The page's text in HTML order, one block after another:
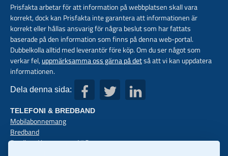
Prisfakta arbetar för att information på webbplatsen skall vara
korrekt, dock kan Prisfakta inte garantera att informationen är
korrekt eller hållas ansvarig för några beslut som har fattats
baserade på den information som finns på denna web-portal.
Dubbelkolla alltid med leverantör före köp. Om du ser något som
verkar fel,uppmärksamma oss gärna på detså att vi kan uppdatera
informationen.
Dela denna sida:
TELEFONI & BREDBAND
Mobilabonnemang
Bredband
Bredband hemma med 5G